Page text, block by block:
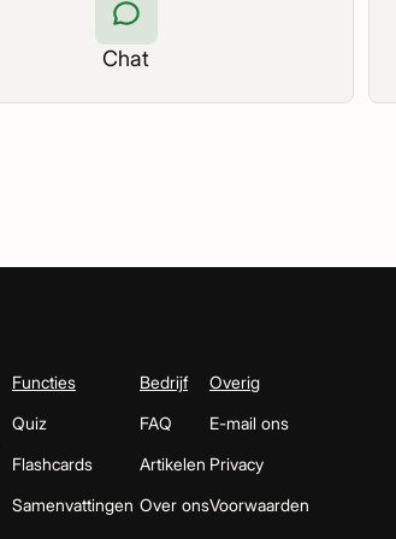
Chat
Functies
Quiz
Flashcards
Samenvattingen
Bedrijf
FAQ
Artikelen
Over ons
Overig
E-mail ons
Privacy
Voorwaarden